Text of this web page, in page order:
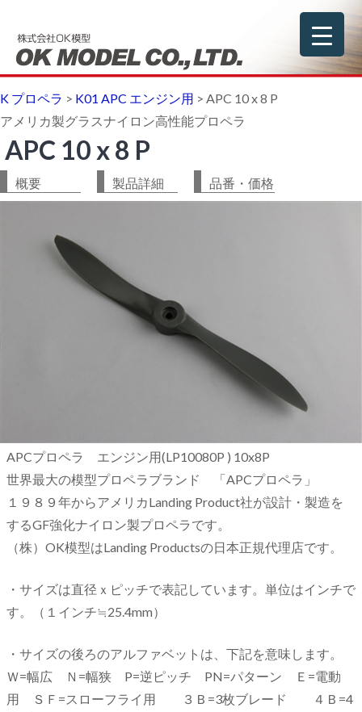
K プロペラ > K01 APC エンジン用 > APC 10 x 8 P
アメリカ製グラスナイロン高性能プロペラ
APC 10 x 8 P
概要 製品詳細 品番・価格
APCプロペラ エンジン用(LP10080P ) 10x8P
世界最大の模型プロペラブランド 「APCプロペラ」
１９８９年からアメリカLanding Product社が設計・製造を
するGF強化ナイロン製プロペラです。
（株）OK模型はLanding Productsの日本正規代理店です。
・サイズは直径ｘピッチで表記しています。単位はインチで
す。（１インチ≒25.4mm）
・サイズの後ろのアルファベットは、下記を意味します。
Ｗ=幅広 Ｎ=幅狭 P=逆ピッチ PN=パターン Ｅ=電動
用 ＳＦ=スローフライ用 ３Ｂ=3枚ブレード ４Ｂ=4